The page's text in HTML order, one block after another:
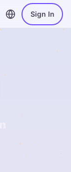
Sign In